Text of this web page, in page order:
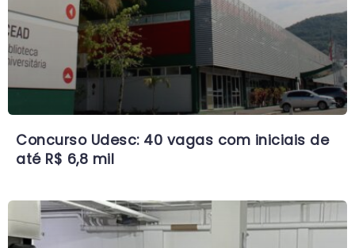
Concurso Udesc: 40 vagas com iniciais de
até R$ 6,8 mil